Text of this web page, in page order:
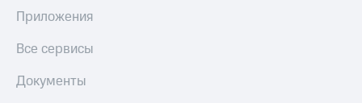
Приложения
Все сервисы
Документы